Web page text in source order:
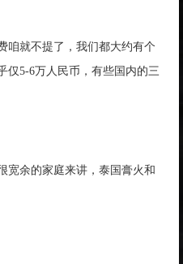
咱就不提了，我们都大约有个
仅5-6万人民币，有些国内的三
宽余的家庭来讲，泰国膏火和